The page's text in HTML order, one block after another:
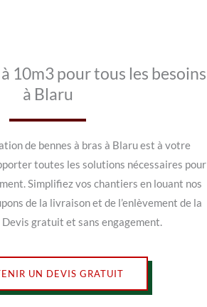
10m3 pour tous les besoins
à Blaru
de bennes à bras à Blaru est à votre
toutes les solutions nécessaires pour
Simplifiez vos chantiers en louant nos
de la livraison et de l’enlèvement de la
Devis gratuit et sans engagement.
UN DEVIS GRATUIT